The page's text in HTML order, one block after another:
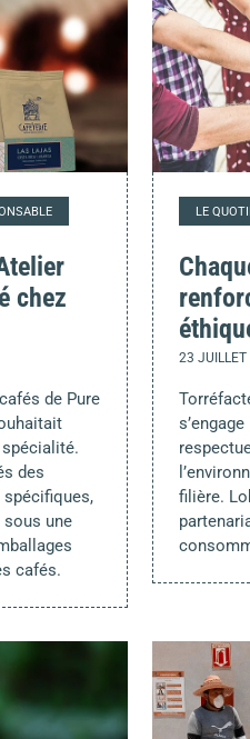
chez
de Pure
des
sous une
cafés.
LE
23
filière.